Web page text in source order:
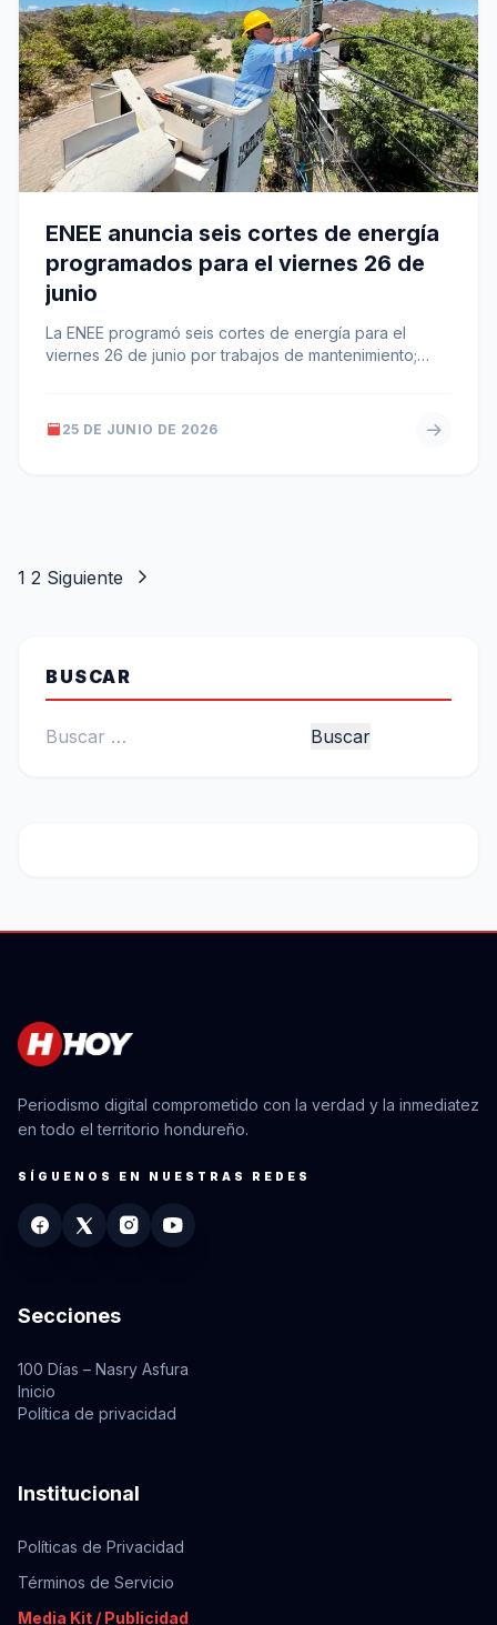
ENEE anuncia seis cortes de energía
programados para el viernes 26 de
junio
La ENEE programó seis cortes de energía para el
viernes 26 de junio por trabajos de mantenimiento;
25 DE JUNIO DE 2026
Paginación
1 2 Siguiente
BUSCAR
Buscar:
Periodismo digital comprometido con la verdad y la inmediatez
en todo el territorio hondureño.
SÍGUENOS EN NUESTRAS REDES
Secciones
100 Días – Nasry Asfura
Inicio
Política de privacidad
Institucional
Políticas de Privacidad
Términos de Servicio
Media Kit / Publicidad